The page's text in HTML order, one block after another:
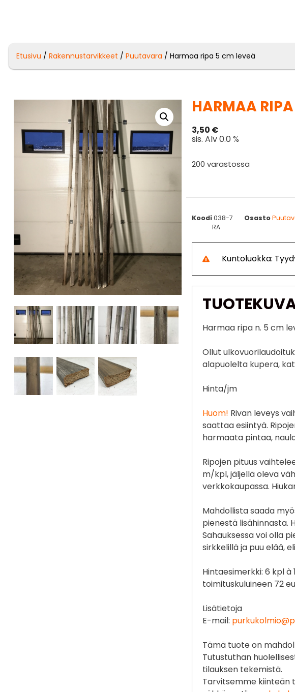
Etusivu /Rakennustarvikkeet /Puutavara / Harmaa ripa 5 cm leveä
HARMAA
3,50 €
sis. Alv 0.0 %
200 varastossa
Koodi038-7 Osasto
RA
Kuntoluokka:
Harmaa ripa n. 5 cm
Ollut
alapuolelta kupera,
Hinta/jm
Huom! Rivan leveys
saattaa esiintyä.
harmaata pintaa,
Ripojen pituus
m/kpl, jäljellä oleva
verkkokaupassa.
Mahdollista saada
pienestä lisähinnasta.
Sahauksessa voi olla
sirkkelillä ja puu elää,
Hintaesimerkki: 6 kpl
toimituskuluineen 72
Lisätietoja
E-mail:
Tämä tuote on
Tutustuthan
tilauksen tekemistä.
Tarvitsemme kiinteän